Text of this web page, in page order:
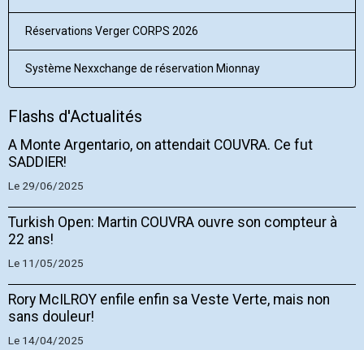
Réservations Verger CORPS 2026
Système Nexxchange de réservation Mionnay
Flashs d'Actualités
A Monte Argentario, on attendait COUVRA. Ce fut
SADDIER!
Le 29/06/2025
Turkish Open: Martin COUVRA ouvre son compteur à
22 ans!
Le 11/05/2025
Rory McILROY enfile enfin sa Veste Verte, mais non
sans douleur!
Le 14/04/2025